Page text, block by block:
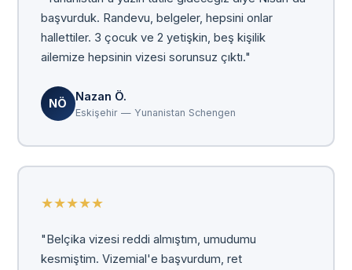
başvurduk. Randevu, belgeler, hepsini onlar
hallettiler. 3 çocuk ve 2 yetişkin, beş kişilik
ailemize hepsinin vizesi sorunsuz çıktı."
NÖ
Nazan Ö.
Eskişehir — Yunanistan Schengen
★★★★★
"Belçika vizesi reddi almıştım, umudumu
kesmiştim. Vizemial'e başvurdum, ret